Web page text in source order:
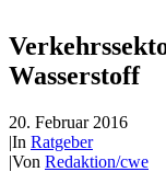
Wasserstoff
20. Februar 2016
|In Ratgeber
|Von Redaktion/cwe